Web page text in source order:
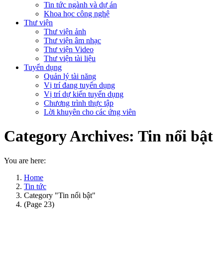
Tin tức ngành và dự án
Khoa học công nghệ
Thư viện
Thư viện ảnh
Thư viện âm nhạc
Thư viện Video
Thư viện tài liệu
Tuyển dụng
Quản lý tài năng
Vị trí đang tuyển dụng
Vị trí dự kiến tuyển dụng
Chương trình thực tập
Lời khuyên cho các ứng viên
Category Archives: Tin nổi bật
You are here:
Home
Tin tức
Category "Tin nổi bật"
(Page 23)